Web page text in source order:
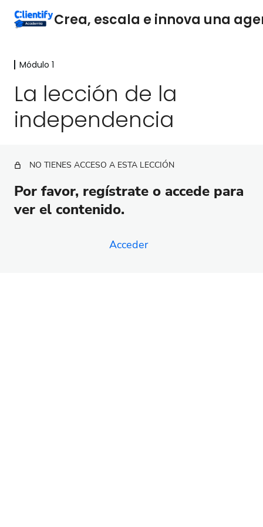
Módulo 1
La lección de la independencia
Recursos módulo 1
Módulo 2
Módulo 3
Certificado
1 lección, 1 cuestionario
Módulo 1
La lección de la
independencia
NO TIENES ACCESO A ESTA LECCIÓN
Por favor, regístrate o accede para
ver el contenido.
Acceder